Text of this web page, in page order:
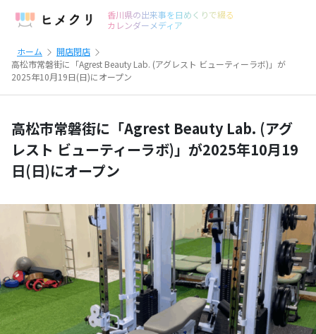
香川県の出来事を日めくりで綴る
カレンダーメディア
ホーム
開店閉店
高松市常磐街に「Agrest Beauty Lab. (アグレスト ビューティーラボ)」が
2025年10月19日(日)にオープン
高松市常磐街に「Agrest Beauty Lab. (アグ
レスト ビューティーラボ)」が2025年10月19
日(日)にオープン